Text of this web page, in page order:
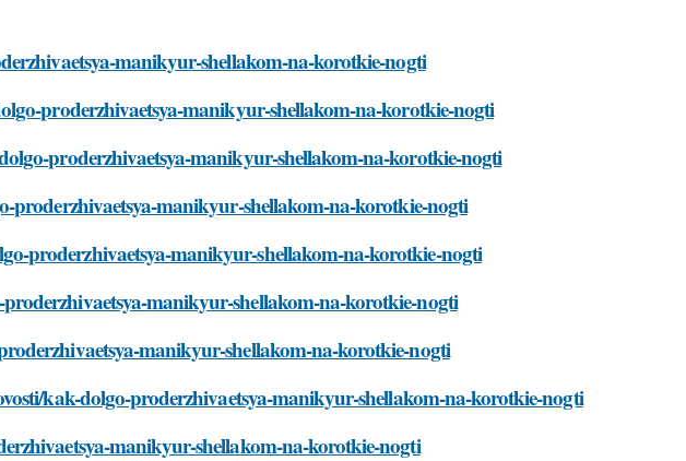
manikyur-shellakom-na-korotkie-nogti
proderzhivaetsya-manikyur-shellakom-na-korotkie-nogti
proderzhivaetsya-manikyur-shellakom-na-korotkie-nogti
proderzhivaetsya-manikyur-shellakom-na-korotkie-nogti
proderzhivaetsya-manikyur-shellakom-na-korotkie-nogti
manikyur-shellakom-na-korotkie-nogti
manikyur-shellakom-na-korotkie-nogti
kak-dolgo-proderzhivaetsya-manikyur-shellakom-na-korotkie-nogti
manikyur-shellakom-na-korotkie-nogti